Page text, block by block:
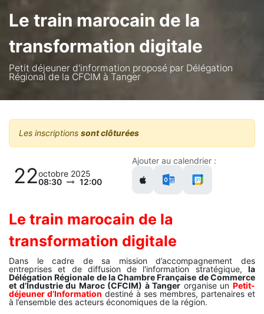
Le train marocain de la
transformation digitale
Petit déjeuner d'information proposé par Délégation
Régional de la CFCIM à Tanger
Les inscriptions sont clôturées
22octobre 2025
08:30
12:00
Ajouter au calendrier :
Le train marocain de la
transformation digitale
Dans le cadre de sa mission d’accompagnement des
entreprises et de diffusion de l'information stratégique, la
Délégation Régionale de la Chambre Française de Commerce
et d’Industrie du Maroc (CFCIM) à Tanger organise unPetit-
déjeuner d’Information destiné à ses membres, partenaires et
à l’ensemble des acteurs économiques de la région.